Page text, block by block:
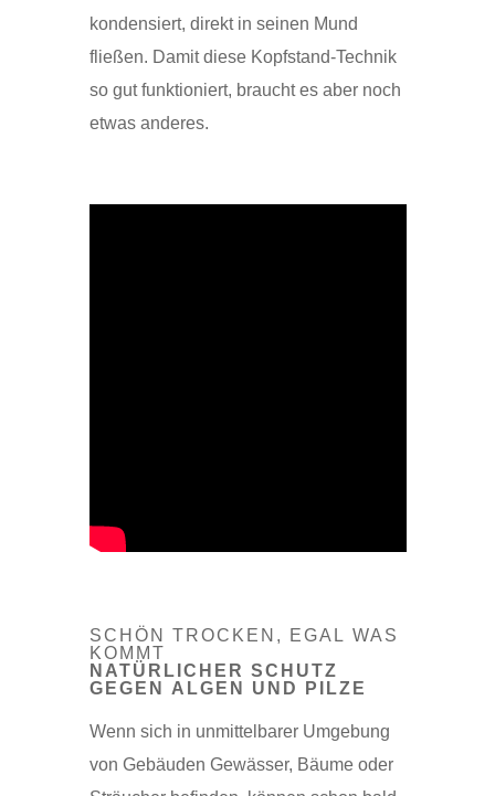
kondensiert, direkt in seinen Mund
fließen. Damit diese Kopfstand-Technik
so gut funktioniert, braucht es aber noch
etwas anderes.
SCHÖN TROCKEN, EGAL WAS
KOMMT
NATÜRLICHER SCHUTZ
GEGEN ALGEN UND PILZE
Wenn sich in unmittelbarer Umgebung
von Gebäuden Gewässer, Bäume oder